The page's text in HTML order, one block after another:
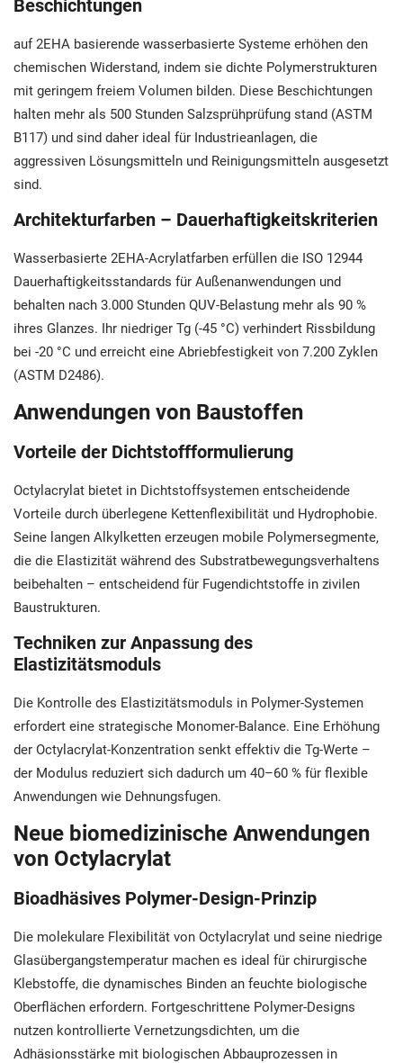
Beschichtungen
auf 2EHA basierende wasserbasierte Systeme erhöhen den
chemischen Widerstand, indem sie dichte Polymerstrukturen
mit geringem freiem Volumen bilden. Diese Beschichtungen
halten mehr als 500 Stunden Salzsprühprüfung stand (ASTM
B117) und sind daher ideal für Industrieanlagen, die
aggressiven Lösungsmitteln und Reinigungsmitteln ausgesetzt
sind.
Architekturfarben – Dauerhaftigkeitskriterien
Wasserbasierte 2EHA-Acrylatfarben erfüllen die ISO 12944
Dauerhaftigkeitsstandards für Außenanwendungen und
behalten nach 3.000 Stunden QUV-Belastung mehr als 90 %
ihres Glanzes. Ihr niedriger Tg (-45 °C) verhindert Rissbildung
bei -20 °C und erreicht eine Abriebfestigkeit von 7.200 Zyklen
(ASTM D2486).
Anwendungen von Baustoffen
Vorteile der Dichtstoffformulierung
Octylacrylat bietet in Dichtstoffsystemen entscheidende
Vorteile durch überlegene Kettenflexibilität und Hydrophobie.
Seine langen Alkylketten erzeugen mobile Polymersegmente,
die die Elastizität während des Substratbewegungsverhaltens
beibehalten – entscheidend für Fugendichtstoffe in zivilen
Baustrukturen.
Techniken zur Anpassung des
Elastizitätsmoduls
Die Kontrolle des Elastizitätsmoduls in Polymer-Systemen
erfordert eine strategische Monomer-Balance. Eine Erhöhung
der Octylacrylat-Konzentration senkt effektiv die Tg-Werte –
der Modulus reduziert sich dadurch um 40–60 % für flexible
Anwendungen wie Dehnungsfugen.
Neue biomedizinische Anwendungen
von Octylacrylat
Bioadhäsives Polymer-Design-Prinzip
Die molekulare Flexibilität von Octylacrylat und seine niedrige
Glasübergangstemperatur machen es ideal für chirurgische
Klebstoffe, die dynamisches Binden an feuchte biologische
Oberflächen erfordern. Fortgeschrittene Polymer-Designs
nutzen kontrollierte Vernetzungsdichten, um die
Adhäsionsstärke mit biologischen Abbauprozessen in